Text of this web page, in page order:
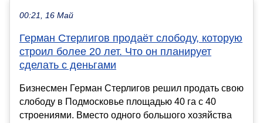
00:21, 16 Май
Герман Стерлигов продаёт слободу, которую
строил более 20 лет. Что он планирует
сделать с деньгами
Бизнесмен Герман Стерлигов решил продать свою
слободу в Подмосковье площадью 40 га с 40
строениями. Вместо одного большого хозяйства